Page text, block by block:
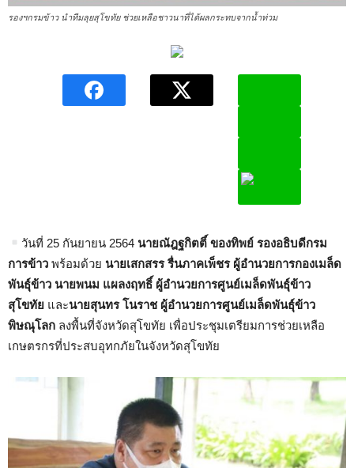
รองฯกรมข้าว นำทีมลุยสุโขทัย ช่วยเหลือชาวนาที่ได้ผลกระทบจากน้ำท่วม
วันที่ 25 กันยายน 2564 นายณัฎฐกิตติ์ ของทิพย์ รองอธิบดีกรม
การข้าว พร้อมด้วย นายเสกสรร รื่นภาคเพ็ชร ผู้อำนวยการกองเมล็ด
พันธุ์ข้าว นายพนม แผลงฤทธิ์ ผู้อำนวยการศูนย์เมล็ดพันธุ์ข้าว
สุโขทัย และนายสุนทร โนราช ผู้อำนวยการศูนย์เมล็ดพันธุ์ข้าว
พิษณุโลก ลงพื้นที่จังหวัดสุโขทัย เพื่อประชุมเตรียมการช่วยเหลือ
เกษตรกรที่ประสบอุทกภัยในจังหวัดสุโขทัย